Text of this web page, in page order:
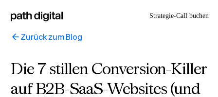
Strategie-Call buchen
Zurück zum Blog
Die 7 stillen Conversion-Killer
auf B2B-SaaS-Websites (und